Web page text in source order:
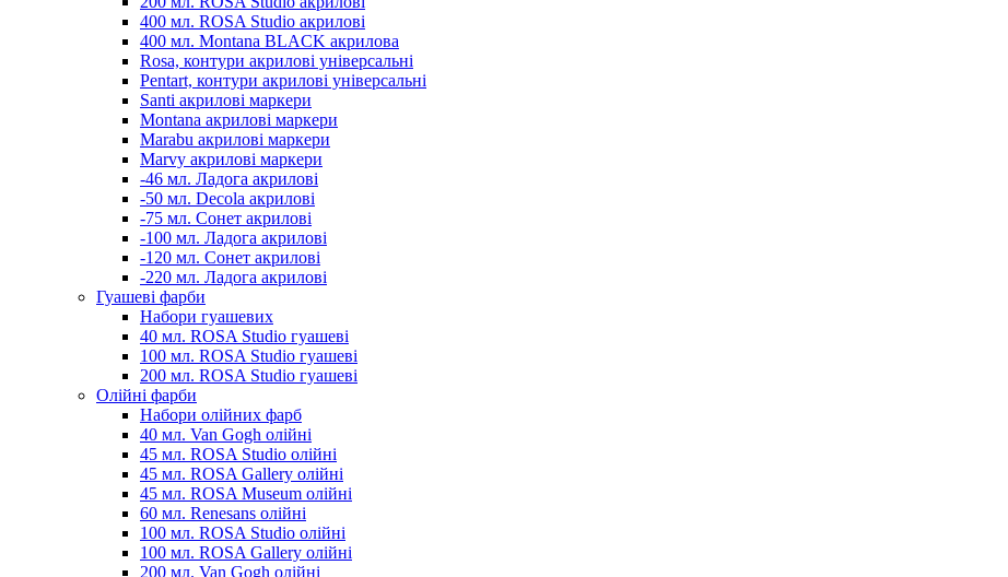
400 мл. ROSA Studio акрилові
400 мл. Montana BLACK акрилова
Rosa, контури акрилові універсальні
Pentart, контури акрилові універсальні
Santi акрилові маркери
Montana акрилові маркери
Marabu акрилові маркери
Marvy акрилові маркери
-46 мл. Ладога акрилові
-50 мл. Decola акрилові
-75 мл. Сонет акрилові
-100 мл. Ладога акрилові
-120 мл. Сонет акрилові
-220 мл. Ладога акрилові
Гуашеві фарби
Набори гуашевих
40 мл. ROSA Studio гуашеві
100 мл. ROSA Studio гуашеві
200 мл. ROSA Studio гуашеві
Олійні фарби
Набори олійних фарб
40 мл. Van Gogh олійні
45 мл. ROSA Studio олійні
45 мл. ROSA Gallery олійні
45 мл. ROSA Museum олійні
60 мл. Renesans олійні
100 мл. ROSA Studio олійні
100 мл. ROSA Gallery олійні
200 мл. Van Gogh олійні